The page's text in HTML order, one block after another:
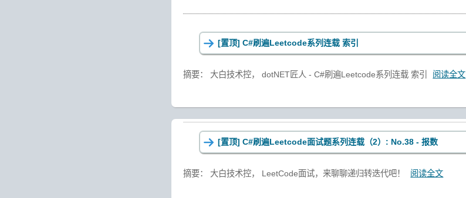
[置顶] C#刷遍Leetcode系列连载 索引
摘要： 大白技术控， dotNET匠人 - C#刷遍Leetcode系列连载 索引 阅读全文
[置顶] C#刷遍Leetcode面试题系列连载（2）: No.38 - 报数
摘要： 大白技术控， LeetCode面试，来聊聊递归转迭代吧！ 阅读全文